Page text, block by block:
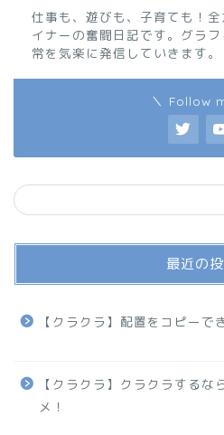
仕事も、遊びも、子育ても！
イナーの奮闘日記です。グラ
常を気楽に発信していきます。
＼ Follow
最近の
【クラクラ】配置をコピーで
【クラクラ】クラクラする
メ！